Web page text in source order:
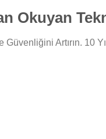
Okuyan
Artırın. 10